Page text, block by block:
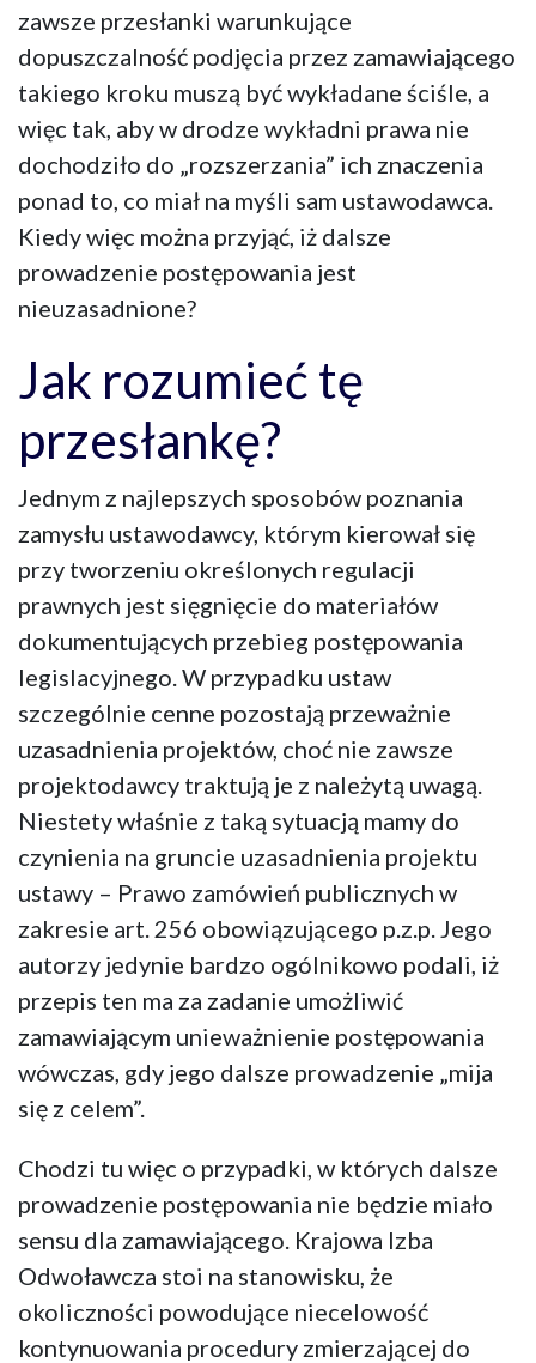
zawsze przesłanki warunkujące
dopuszczalność podjęcia przez zamawiającego
takiego kroku muszą być wykładane ściśle, a
więc tak, aby w drodze wykładni prawa nie
dochodziło do „rozszerzania” ich znaczenia
ponad to, co miał na myśli sam ustawodawca.
Kiedy więc można przyjąć, iż dalsze
prowadzenie postępowania jest
nieuzasadnione?
Jak rozumieć tę
przesłankę?
Jednym z najlepszych sposobów poznania
zamysłu ustawodawcy, którym kierował się
przy tworzeniu określonych regulacji
prawnych jest sięgnięcie do materiałów
dokumentujących przebieg postępowania
legislacyjnego. W przypadku ustaw
szczególnie cenne pozostają przeważnie
uzasadnienia projektów, choć nie zawsze
projektodawcy traktują je z należytą uwagą.
Niestety właśnie z taką sytuacją mamy do
czynienia na gruncie uzasadnienia projektu
ustawy – Prawo zamówień publicznych w
zakresie art. 256 obowiązującego p.z.p. Jego
autorzy jedynie bardzo ogólnikowo podali, iż
przepis ten ma za zadanie umożliwić
zamawiającym unieważnienie postępowania
wówczas, gdy jego dalsze prowadzenie „mija
się z celem”.
Chodzi tu więc o przypadki, w których dalsze
prowadzenie postępowania nie będzie miało
sensu dla zamawiającego. Krajowa Izba
Odwoławcza stoi na stanowisku, że
okoliczności powodujące niecelowość
kontynuowania procedury zmierzającej do